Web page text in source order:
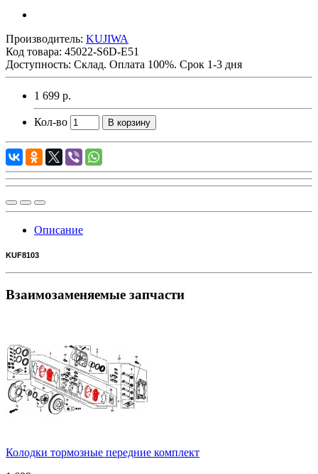
Производитель: KUJIWA
Код товара: 45022-S6D-E51
Доступность: Склад. Оплата 100%. Срок 1-3 дня
1 699 р.
Кол-во В корзину
Описание
KUF8103
Взаимозаменяемые запчасти
Колодки тормозные передние комплект